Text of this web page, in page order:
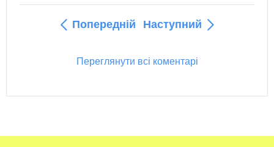
Попередній Наступний
Переглянути всі коментарі